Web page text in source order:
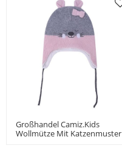
Großhandel Camiz.kids
Wollmütze Mit Katzenmuster